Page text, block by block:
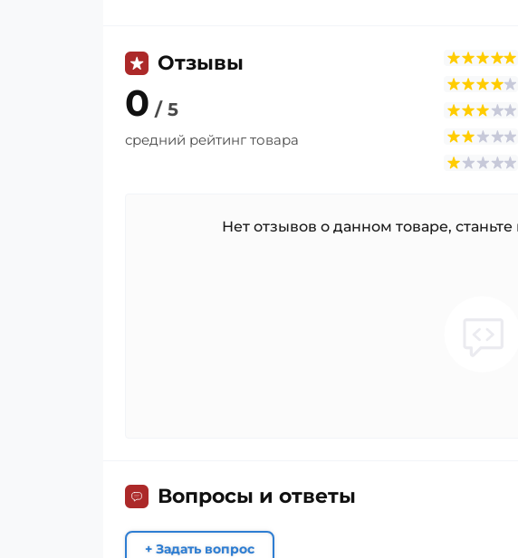
Отзывы
0 / 5
средний рейтинг товара
Нет отзывов о данном товаре,
Вопросы и ответы
+ Задать вопрос